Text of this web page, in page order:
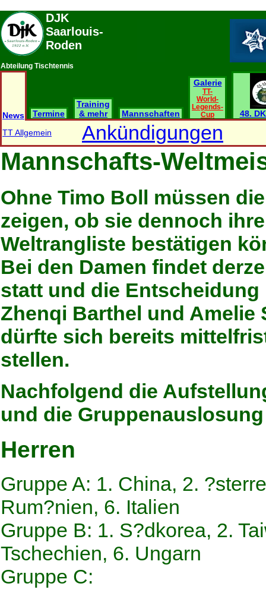
DJK
Saarlouis-
Roden
Abteilung Tischtennis
News Termine
Training
& mehr
Mannschaften
Galerie
TT-
World-
Legends-
Cup
48.
TT Allgemein
Ankündigungen
Mannschafts-
Ohne Timo Boll müssen
zeigen, ob sie dennoch
Weltrangliste bestätigen
Bei den Damen findet
statt und die
Zhenqi Barthel und Amelie
dürfte sich bereits
stellen.
Nachfolgend die
und die Gruppenauslosung
Herren
Gruppe A: 1. China, 2.
Rum?nien, 6. Italien
Gruppe B: 1. S?dkorea, 2.
Tschechien, 6. Ungarn
Gruppe C: